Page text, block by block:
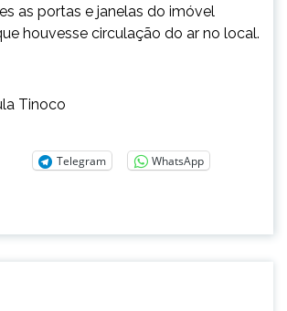
as portas e janelas do imóvel
houvesse circulação do ar no local.
Tinoco
Telegram
WhatsApp